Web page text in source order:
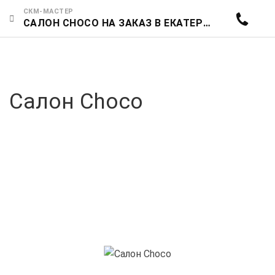
СКМ-МАСТЕР
САЛОН CHOCO НА ЗАКАЗ В ЕКАТЕРИНБУРГЕ | СКМ-БАЗАР ГАРАНТИЯ КАЧЕСТВА И ДОСТУПНЫЕ ЦЕНЫ
Салон Choco